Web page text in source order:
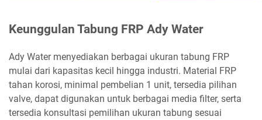
Keunggulan Tabung FRP Ady Water
Ady Water menyediakan berbagai ukuran tabung FRP
mulai dari kapasitas kecil hingga industri. Material FRP
tahan korosi, minimal pembelian 1 unit, tersedia pilihan
valve, dapat digunakan untuk berbagai media filter, serta
tersedia konsultasi pemilihan ukuran tabung sesuai